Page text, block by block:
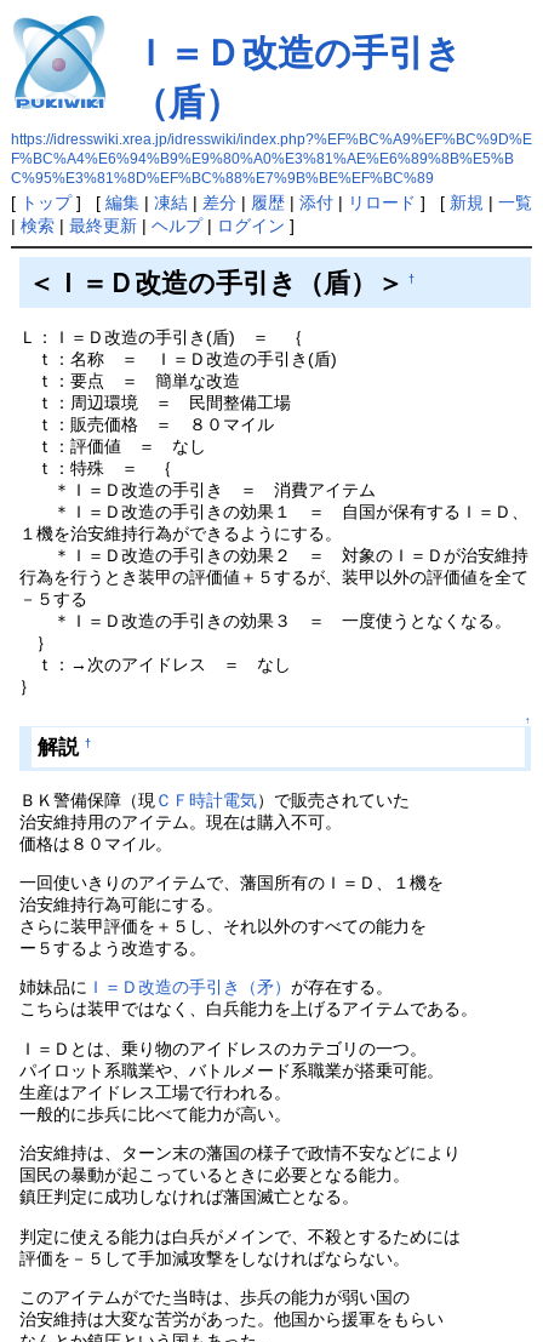
Ｉ＝Ｄ改造の手引き
（盾）
https://idresswiki.xrea.jp/idresswiki/index.php?%EF%BC%A9%EF%BC%9D%E
F%BC%A4%E6%94%B9%E9%80%A0%E3%81%AE%E6%89%8B%E5%B
C%95%E3%81%8D%EF%BC%88%E7%9B%BE%EF%BC%89
[ トップ] [ 編集| 凍結| 差分| 履歴| 添付| リロード ] [ 新規 | 一覧
| 検索| 最終更新| ヘルプ| ログイン ]
＜Ｉ＝Ｄ改造の手引き（盾）＞ †
Ｌ：Ｉ＝Ｄ改造の手引き(盾) ＝ ｛
ｔ：名称 ＝ Ｉ＝Ｄ改造の手引き(盾)
ｔ：要点 ＝ 簡単な改造
ｔ：周辺環境 ＝ 民間整備工場
ｔ：販売価格 ＝ ８０マイル
ｔ：評価値 ＝ なし
ｔ：特殊 ＝ ｛
＊Ｉ＝Ｄ改造の手引き ＝ 消費アイテム
＊Ｉ＝Ｄ改造の手引きの効果１ ＝ 自国が保有するＩ＝Ｄ、
１機を治安維持行為ができるようにする。
＊Ｉ＝Ｄ改造の手引きの効果２ ＝ 対象のＩ＝Ｄが治安維持
行為を行うとき装甲の評価値＋５するが、装甲以外の評価値を全て
－５する
＊Ｉ＝Ｄ改造の手引きの効果３ ＝ 一度使うとなくなる。
｝
ｔ：→次のアイドレス ＝ なし
｝
↑
解説 †
ＢＫ警備保障（現 ＣＦ時計電気）で販売されていた
治安維持用のアイテム。現在は購入不可。
価格は８０マイル。
一回使いきりのアイテムで、藩国所有のＩ＝Ｄ、１機を
治安維持行為可能にする。
さらに装甲評価を＋５し、それ以外のすべての能力を
ー５するよう改造する。
姉妹品に Ｉ＝Ｄ改造の手引き（矛）が存在する。
こちらは装甲ではなく、白兵能力を上げるアイテムである。
Ｉ＝Ｄとは、乗り物のアイドレスのカテゴリの一つ。
パイロット系職業や、バトルメード系職業が搭乗可能。
生産はアイドレス工場で行われる。
一般的に歩兵に比べて能力が高い。
治安維持は、ターン末の藩国の様子で政情不安などにより
国民の暴動が起こっているときに必要となる能力。
鎮圧判定に成功しなければ藩国滅亡となる。
判定に使える能力は白兵がメインで、不殺とするためには
評価を－５して手加減攻撃をしなければならない。
このアイテムがでた当時は、歩兵の能力が弱い国の
治安維持は大変な苦労があった。他国から援軍をもらい